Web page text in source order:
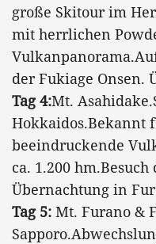
große Skitour im
mit herrlichen
der Fukiage Onsen.
Tag 4:Mt.
Hokkaidos.Bekannt
beeindruckende
ca. 1.200
Übernachtung in
Tag 5: Mt. Furano &